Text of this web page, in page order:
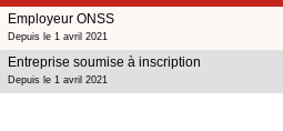
Employeur ONSS
Depuis le 1 avril 2021
Entreprise soumise à inscription
Depuis le 1 avril 2021